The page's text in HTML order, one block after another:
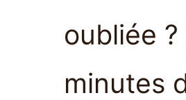
oubliée
minutes